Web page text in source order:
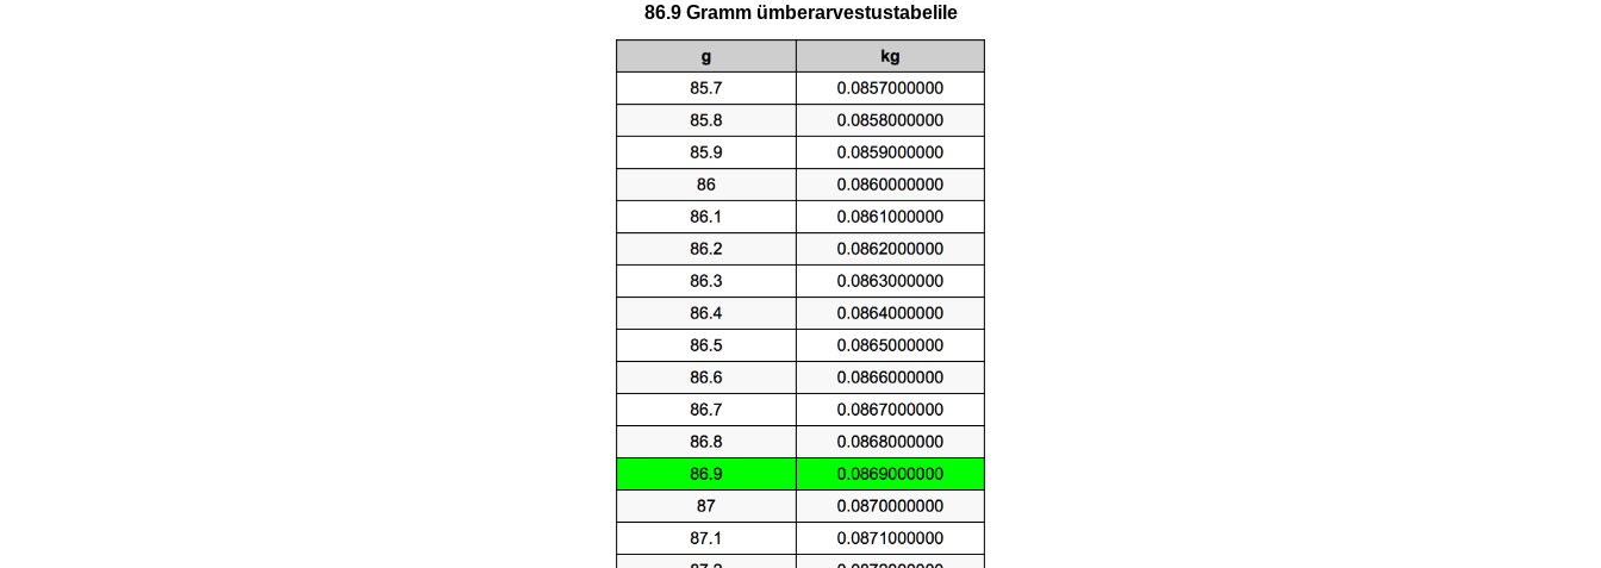
86.9 Gramm ümberarvestustabelile